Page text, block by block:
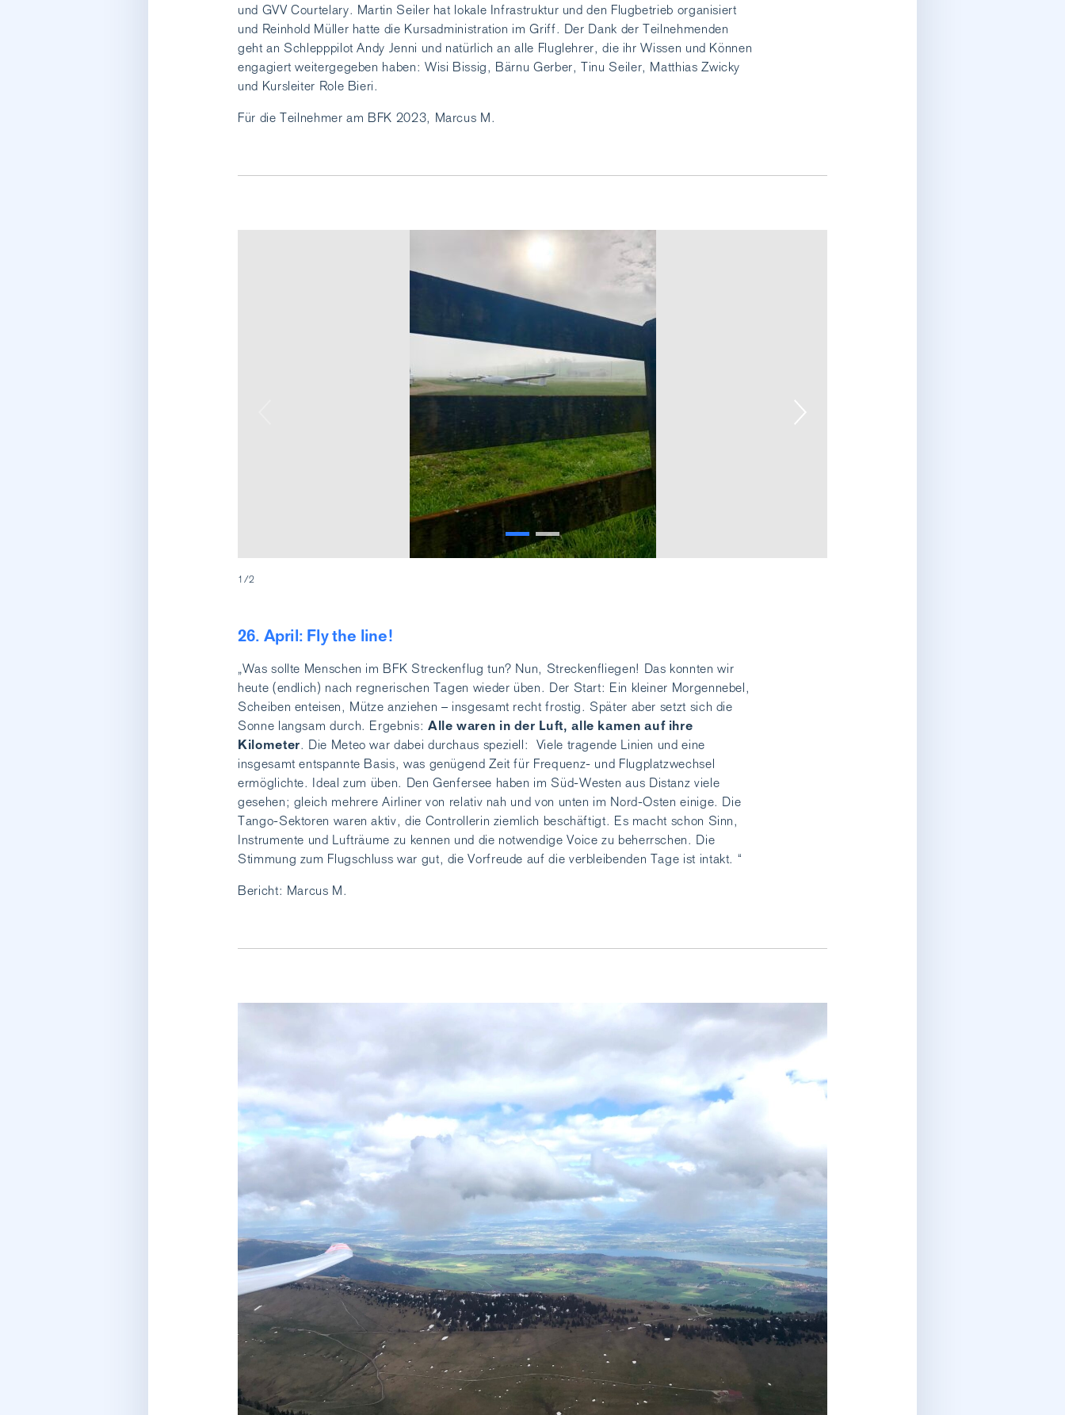
und GVV Courtelary. Martin Seiler hat lokale Infrastruktur und den Flugbetrieb organisiert
und Reinhold Müller hatte die Kursadministration im Griff. Der Dank der Teilnehmenden
geht an Schlepppilot Andy Jenni und natürlich an alle Fluglehrer, die ihr Wissen und Können
engagiert weitergegeben haben: Wisi Bissig, Bärnu Gerber, Tinu Seiler, Matthias Zwicky
und Kursleiter Role Bieri.
Für die Teilnehmer am BFK 2023, Marcus M.
1/2
26. April: Fly the line!
„Was sollte Menschen im BFK Streckenflug tun? Nun, Streckenfliegen! Das konnten wir
heute (endlich) nach regnerischen Tagen wieder üben. Der Start: Ein kleiner Morgennebel,
Scheiben enteisen, Mütze anziehen – insgesamt recht frostig. Später aber setzt sich die
Sonne langsam durch. Ergebnis: Alle waren in der Luft, alle kamen auf ihre
Kilometer. Die Meteo war dabei durchaus speziell: Viele tragende Linien und eine
insgesamt entspannte Basis, was genügend Zeit für Frequenz- und Flugplatzwechsel
ermöglichte. Ideal zum üben. Den Genfersee haben im Süd-Westen aus Distanz viele
gesehen; gleich mehrere Airliner von relativ nah und von unten im Nord-Osten einige. Die
Tango-Sektoren waren aktiv, die Controllerin ziemlich beschäftigt. Es macht schon Sinn,
Instrumente und Lufträume zu kennen und die notwendige Voice zu beherrschen. Die
Stimmung zum Flugschluss war gut, die Vorfreude auf die verbleibenden Tage ist intakt. “
Bericht: Marcus M.